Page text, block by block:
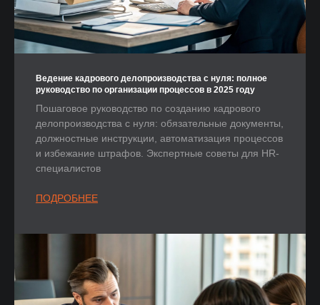
Ведение кадрового делопроизводства с нуля: полное
руководство по организации процессов в 2025 году
Пошаговое руководство по созданию кадрового
делопроизводства с нуля: обязательные документы,
должностные инструкции, автоматизация процессов
и избежание штрафов. Экспертные советы для HR-
специалистов
ПОДРОБНЕЕ